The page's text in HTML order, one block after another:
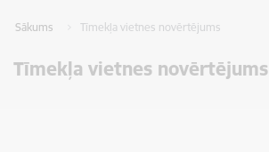
Sākums Tīmekļa vietnes novērtējums
Tīmekļa vietnes novērtējums